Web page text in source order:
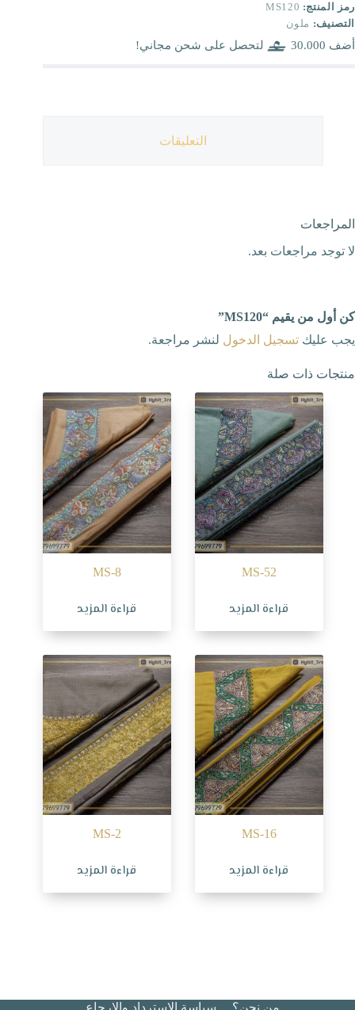
رمز المنتج: MS120
التصنيف: ملون
أضف 30.000 لتحصل على شحن مجاني!
التعليقات
المراجعات
لا توجد مراجعات بعد.
كن أول من يقيم “MS120”
يجب عليك تسجيل الدخول لنشر مراجعة.
منتجات ذات صلة
MS-52
قراءة المزيد
MS-8
قراءة المزيد
MS-16
قراءة المزيد
MS-2
قراءة المزيد
من نحن؟ سياسة الاسترداد والإرجاع